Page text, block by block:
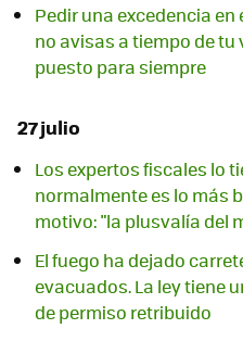
Pedir una excedencia
no avisas a tiempo de tu
puesto para siempre
27 julio
Los expertos fiscales lo
normalmente es lo más
motivo: "la plusvalía del
El fuego ha dejado
evacuados. La ley tiene
de permiso retribuido